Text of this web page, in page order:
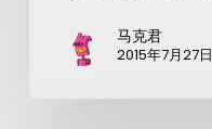
马克君
2015年7月27日